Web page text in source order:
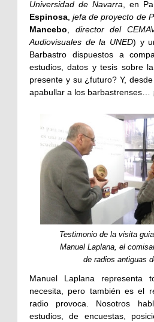
Universidad de Navarra, en
Espinosa,jefa de proyecto de
Mancebo, director del
Audiovisuales de la UNED) y
Barbastro dispuestos a
estudios, datos y tesis sobre
presente y su ¿futuro? Y,
apabullar a los barbastrenses…
Testimonio de la visita
Manuel Laplana, el
de radios antiguas
Manuel Laplana
necesita, pero también es el
radio provoca. Nosotros
estudios, de encuestas,